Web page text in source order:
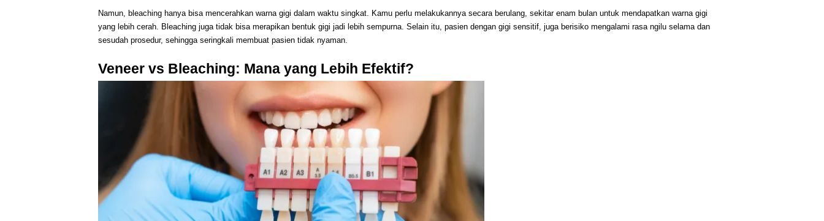
Namun, bleaching hanya bisa mencerahkan warna gigi dalam waktu singkat. Kamu perlu melakukannya secara berulang, sekitar enam bulan untuk mendapatkan warna gigi
yang lebih cerah. Bleaching juga tidak bisa merapikan bentuk gigi jadi lebih sempurna. Selain itu, pasien dengan gigi sensitif, juga berisiko mengalami rasa ngilu selama dan
sesudah prosedur, sehingga seringkali membuat pasien tidak nyaman.
Veneer vs Bleaching: Mana yang Lebih Efektif?